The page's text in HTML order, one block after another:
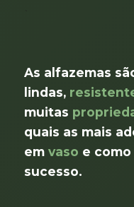
As alfazemas
lindas,
muitas
quais as mais
emvaso e
sucesso.